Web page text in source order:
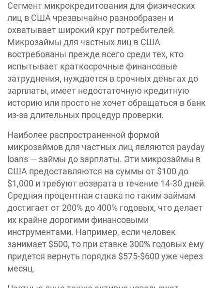
Сегмент микрокредитования для физических
лиц в США чрезвычайно разнообразен и
охватывает широкий круг потребителей.
Микрозаймы для частных лиц в США
востребованы прежде всего среди тех, кто
испытывает краткосрочные финансовые
затруднения, нуждается в срочных деньгах до
зарплаты, имеет недостаточную кредитную
историю или просто не хочет обращаться в банк
из-за длительных процедур проверки.
Наиболее распространенной формой
микрозаймов для частных лиц являются payday
loans — займы до зарплаты. Эти микрозаймы в
США предоставляются на суммы от $100 до
$1,000 и требуют возврата в течение 14-30 дней.
Средняя процентная ставка по таким займам
достигает от 200% до 400% годовых, что делает
их крайне дорогими финансовыми
инструментами. Например, если человек
занимает $500, то при ставке 300% годовых ему
придется вернуть порядка $575-$600 уже через
месяц.